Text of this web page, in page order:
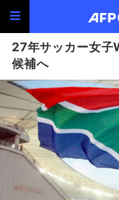
27年サッカー女子
候補へ